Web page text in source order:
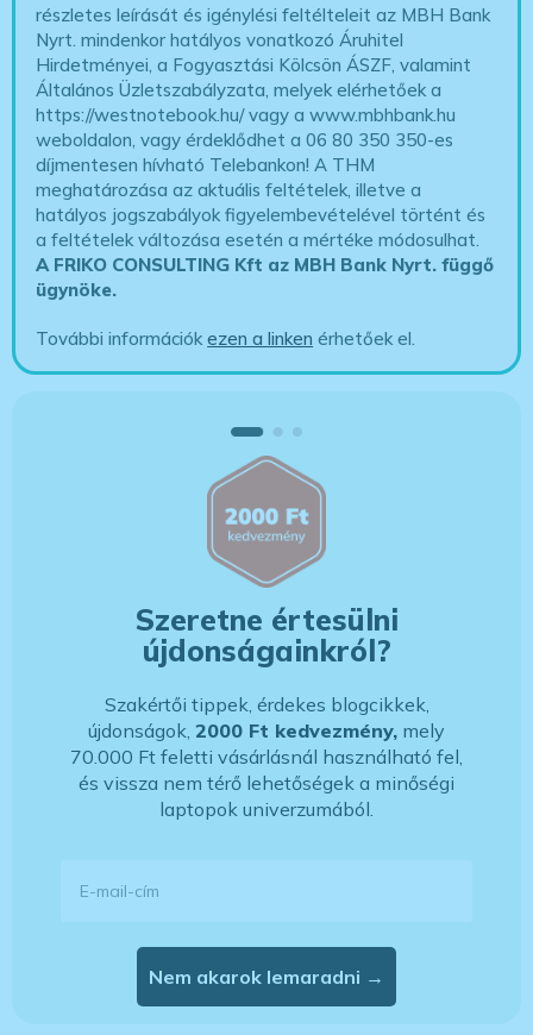
részletes leírását és igénylési feltélteleit az MBH Bank
Nyrt. mindenkor hatályos vonatkozó Áruhitel
Hirdetményei, a Fogyasztási Kölcsön ÁSZF, valamint
Általános Üzletszabályzata, melyek elérhetőek a
https://westnotebook.hu/vagy a www.mbhbank.hu
weboldalon, vagy érdeklődhet a 06 80 350 350-es
díjmentesen hívható Telebankon! A THM
meghatározása az aktuális feltételek, illetve a
hatályos jogszabályok figyelembevételével történt és
a feltételek változása esetén a mértéke módosulhat.
A FRIKO CONSULTING Kft az MBH Bank Nyrt. függő
ügynöke.
További információkezen a linken érhetőek el.
Szeretne értesülni
újdonságainkról?
Szakértői tippek, érdekes blogcikkek,
újdonságok, 2000 Ft kedvezmény, mely
70.000 Ft feletti vásárlásnál használható fel,
és vissza nem térő lehetőségek a minőségi
laptopok univerzumából.
Nem akarok lemaradni →